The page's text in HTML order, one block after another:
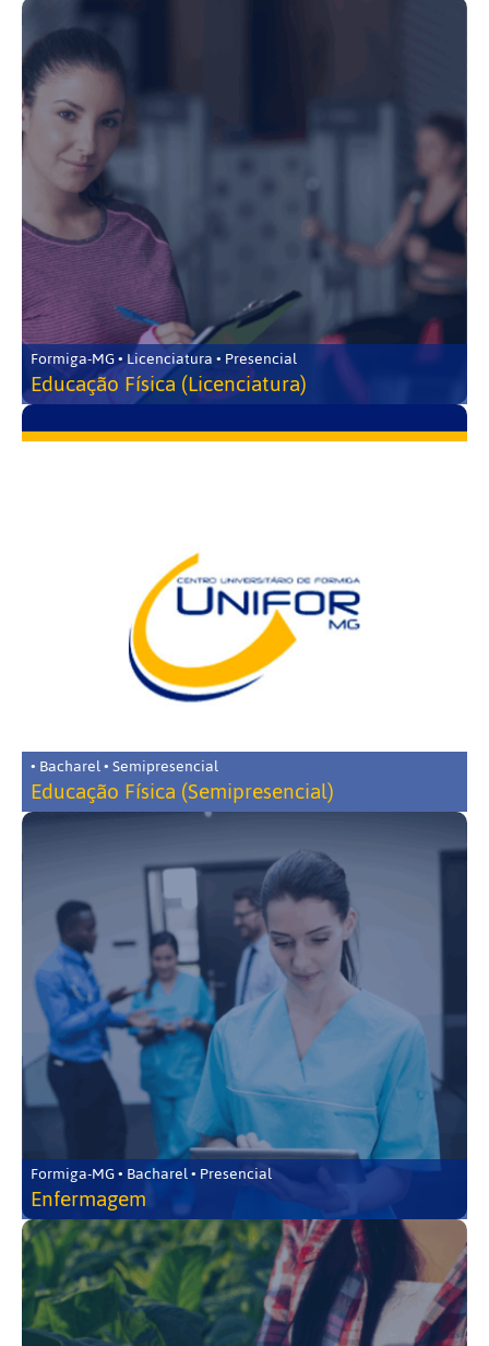
Formiga-MG • Licenciatura • Presencial
Educação Física (Licenciatura)
• Bacharel • Semipresencial
Educação Física (Semipresencial)
Formiga-MG • Bacharel • Presencial
Enfermagem